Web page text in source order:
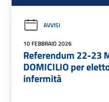
AVVISI
10 FEBBRAIO 2026
Referendum 22-23
DOMICILIO per
infermità